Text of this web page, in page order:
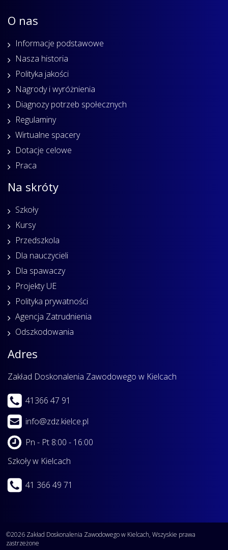
O nas
Informacje podstawowe
Nasza historia
Polityka jakości
Nagrody i wyróżnienia
Diagnozy potrzeb społecznych
Regulaminy
Wirtualne spacery
Dotacje celowe
Praca
Na skróty
Szkoły
Kursy
Przedszkola
Dla nauczycieli
Dla spawaczy
Projekty UE
Polityka prywatności
Agencja Zatrudnienia
Odszkodowania
Adres
Zakład Doskonalenia Zawodowego w Kielcach
41366 47 91
info@zdz.kielce.pl
Pn - Pt 8:00 - 16:00
Szkoły w Kielcach
41 366 49 71
©2026 Zakład Doskonalenia Zawodowego w Kielcach, Wszyskie prawa
zastrzeżone